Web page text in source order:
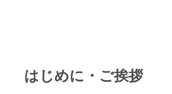
はじめに・ご挨拶